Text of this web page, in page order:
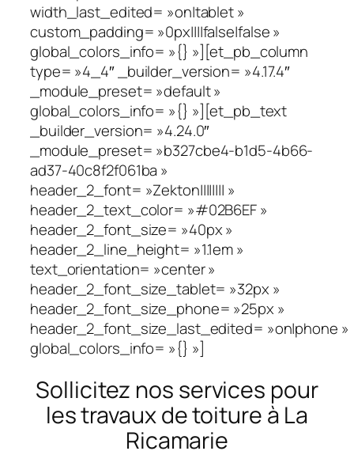
width_last_edited= »on|tablet »
custom_padding= »0px||||false|false »
global_colors_info= »{} »][et_pb_column
type= »4_4″ _builder_version= »4.17.4″
_module_preset= »default »
global_colors_info= »{} »][et_pb_text
_builder_version= »4.24.0″
_module_preset= »b327cbe4-b1d5-4b66-
ad37-40c8f2f061ba »
header_2_font= »Zekton|||||||| »
header_2_text_color= »#02B6EF »
header_2_font_size= »40px »
header_2_line_height= »1.1em »
text_orientation= »center »
header_2_font_size_tablet= »32px »
header_2_font_size_phone= »25px »
header_2_font_size_last_edited= »on|phone »
global_colors_info= »{} »]
Sollicitez nos services pour
les travaux de toiture à La
Ricamarie